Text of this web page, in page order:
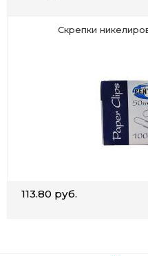
Скрепки
113.80 руб.